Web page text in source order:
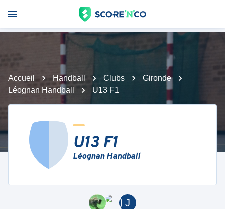
Accueil Handball Clubs
Gironde
Léognan Handball
U13 F1
U13 F1
Léognan Handball
J